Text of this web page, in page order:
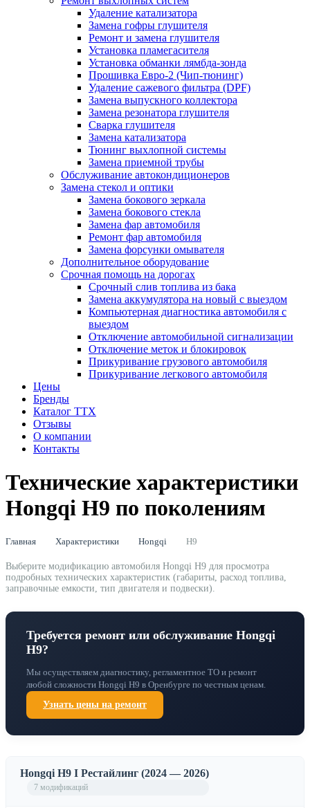
Удаление катализатора
Замена гофры глушителя
Ремонт и замена глушителя
Установка пламегасителя
Установка обманки лямбда-зонда
Прошивка Евро-2 (Чип-тюнинг)
Удаление сажевого фильтра (DPF)
Замена выпускного коллектора
Замена резонатора глушителя
Сварка глушителя
Замена катализатора
Тюнинг выхлопной системы
Замена приемной трубы
Обслуживание автокондиционеров
Замена стекол и оптики
Замена бокового зеркала
Замена бокового стекла
Замена фар автомобиля
Ремонт фар автомобиля
Замена форсунки омывателя
Дополнительное оборудование
Срочная помощь на дорогах
Срочный слив топлива из бака
Замена аккумулятора на новый с выездом
Компьютерная диагностика автомобиля с
выездом
Отключение автомобильной сигнализации
Отключение меток и блокировок
Прикуривание грузового автомобиля
Прикуривание легкового автомобиля
Цены
Бренды
Каталог ТТХ
Отзывы
О компании
Контакты
Технические характеристики
Hongqi H9 по поколениям
Главная Характеристики Hongqi H9
Выберите модификацию автомобиля Hongqi H9 для просмотра
подробных технических характеристик (габариты, расход топлива,
заправочные емкости, тип двигателя и подвески).
Требуется ремонт или обслуживание Hongqi
H9?
Мы осуществляем диагностику, регламентное ТО и ремонт
любой сложности Hongqi H9 в Оренбурге по честным ценам.
Узнать цены на ремонт
Hongqi H9 I Рестайлинг (2024 — 2026)
7 модификаций